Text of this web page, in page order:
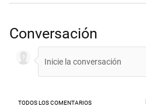
Conversación
TODOS LOS COMENTARIOS